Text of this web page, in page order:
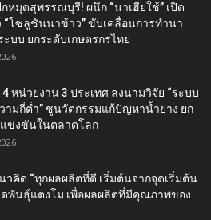
กหมุดสุพรรณบุรี! ผนึก “นาเฮียใช้” เปิด
“โซลูชันนาข้าว” ขับเคลื่อนการทำนา
ะบบ ยกระดับเกษตรกรไทย
หน่วยงาน 3 ประเทศ ลงนามวิจัย “ระบบ
ามถี่ต่ำ” ชูนวัตกรรมแก้ปัญหาน้ำยาง ยก
ข่งขันในตลาดโลก
วคิด “ทุกผลผลิตที่ดี เริ่มต้นจากจุดเริ่มต้น
ดพันธุ์แตงโม เพื่อผลผลิตที่มีคุณภาพของ